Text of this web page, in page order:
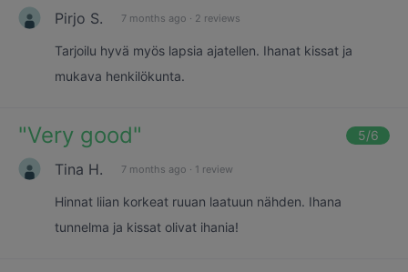
Pirjo S. 7 months ago · 2 reviews
Tarjoilu hyvä myös lapsia ajatellen. Ihanat kissat ja
mukava henkilökunta.
"Very good" 5/6
Tina H. 7 months ago · 1 review
Hinnat liian korkeat ruuan laatuun nähden. Ihana
tunnelma ja kissat olivat ihania!